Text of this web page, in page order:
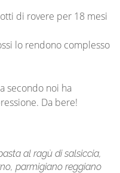
di rovere per 18 mesi
lo rendono complesso
secondo noi ha
Da bere!
al ragù di salsiccia,
parmigiano reggiano